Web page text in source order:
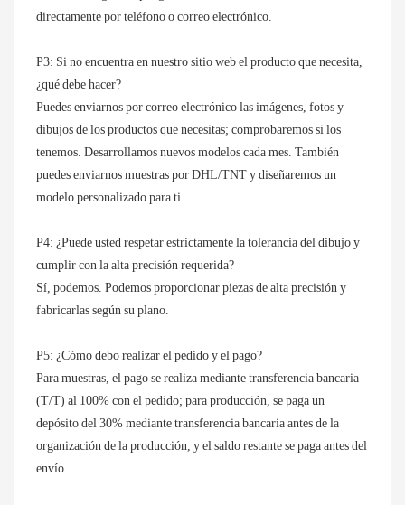
directamente por teléfono o correo electrónico.
P3: Si no encuentra en nuestro sitio web el producto que necesita,
¿qué debe hacer?
Puedes enviarnos por correo electrónico las imágenes, fotos y
dibujos de los productos que necesitas; comprobaremos si los
tenemos. Desarrollamos nuevos modelos cada mes. También
puedes enviarnos muestras por DHL/TNT y diseñaremos un
modelo personalizado para ti.
P4: ¿Puede usted respetar estrictamente la tolerancia del dibujo y
cumplir con la alta precisión requerida?
Sí, podemos. Podemos proporcionar piezas de alta precisión y
fabricarlas según su plano.
P5: ¿Cómo debo realizar el pedido y el pago?
Para muestras, el pago se realiza mediante transferencia bancaria
(T/T) al 100% con el pedido; para producción, se paga un
depósito del 30% mediante transferencia bancaria antes de la
organización de la producción, y el saldo restante se paga antes del
envío.